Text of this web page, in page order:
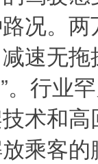
况。
速无
。行业
术和
乘客的